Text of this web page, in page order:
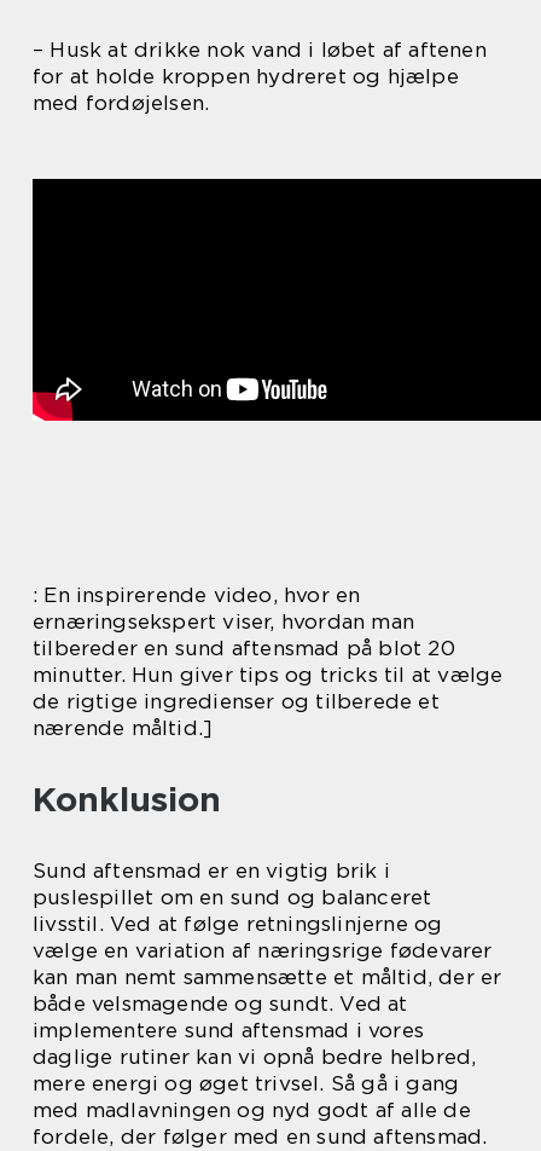
– Husk at drikke nok vand i løbet af aftenen
for at holde kroppen hydreret og hjælpe
med fordøjelsen.
: En inspirerende video, hvor en
ernæringsekspert viser, hvordan man
tilbereder en sund aftensmad på blot 20
minutter. Hun giver tips og tricks til at vælge
de rigtige ingredienser og tilberede et
nærende måltid.]
Konklusion
Sund aftensmad er en vigtig brik i
puslespillet om en sund og balanceret
livsstil. Ved at følge retningslinjerne og
vælge en variation af næringsrige fødevarer
kan man nemt sammensætte et måltid, der er
både velsmagende og sundt. Ved at
implementere sund aftensmad i vores
daglige rutiner kan vi opnå bedre helbred,
mere energi og øget trivsel. Så gå i gang
med madlavningen og nyd godt af alle de
fordele, der følger med en sund aftensmad.